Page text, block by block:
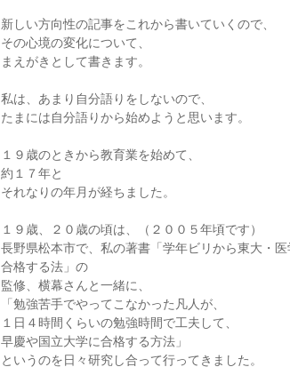
新しい方向性の記事をこれから書いていくので、
その心境の変化について、
まえがきとして書きます。
私は、あまり自分語りをしないので、
たまには自分語りから始めようと思います。
１９歳のときから教育業を始めて、
約１７年と
それなりの年月が経ちました。
１９歳、２０歳の頃は、（２００５年頃です）
長野県松本市で、私の著書「学年ビリから東大・医
合格する法」の
監修、横幕さんと一緒に、
「勉強苦手でやってこなかった凡人が、
１日４時間くらいの勉強時間で工夫して、
早慶や国立大学に合格する方法」
というのを日々研究し合って行ってきました。